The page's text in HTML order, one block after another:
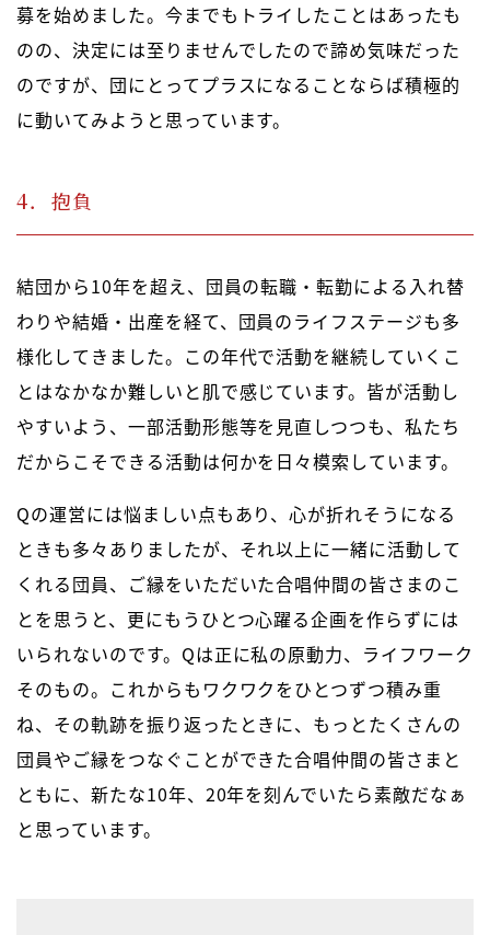
募を始めました。今までもトライしたことはあったも
のの、決定には至りませんでしたので諦め気味だった
のですが、団にとってプラスになることならば積極的
に動いてみようと思っています。
4．抱負
結団から10年を超え、団員の転職・転勤による入れ替
わりや結婚・出産を経て、団員のライフステージも多
様化してきました。この年代で活動を継続していくこ
とはなかなか難しいと肌で感じています。皆が活動し
やすいよう、一部活動形態等を見直しつつも、私たち
だからこそできる活動は何かを日々模索しています。
Qの運営には悩ましい点もあり、心が折れそうになる
ときも多々ありましたが、それ以上に一緒に活動して
くれる団員、ご縁をいただいた合唱仲間の皆さまのこ
とを思うと、更にもうひとつ心躍る企画を作らずには
いられないのです。Qは正に私の原動力、ライフワーク
そのもの。これからもワクワクをひとつずつ積み重
ね、その軌跡を振り返ったときに、もっとたくさんの
団員やご縁をつなぐことができた合唱仲間の皆さまと
ともに、新たな10年、20年を刻んでいたら素敵だなぁ
と思っています。